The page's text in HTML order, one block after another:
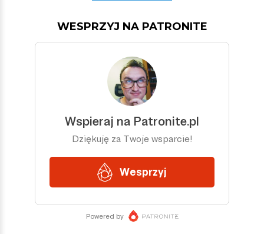
WESPRZYJ NA PATRONITE